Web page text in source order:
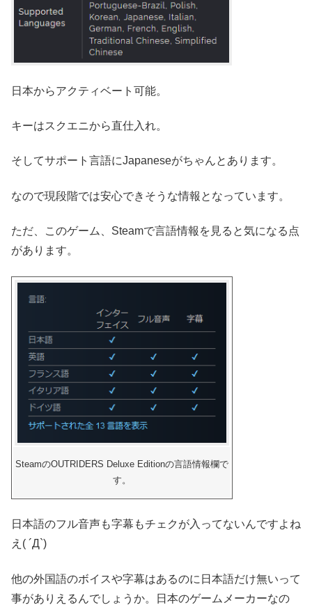
日本からアクティベート可能。
キーはスクエニから直仕入れ。
そしてサポート言語にJapaneseがちゃんとあります。
なので現段階では安心できそうな情報となっています。
ただ、このゲーム、Steamで言語情報を見ると気になる点
があります。
SteamのOUTRIDERS Deluxe Editionの言語情報欄で
す。
日本語のフル音声も字幕もチェクが入ってないんですよね
え( ´Д`)
他の外国語のボイスや字幕はあるのに日本語だけ無いって
事がありえるんでしょうか。日本のゲームメーカーなの